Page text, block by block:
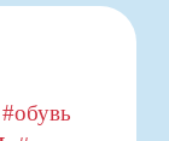
#обувь